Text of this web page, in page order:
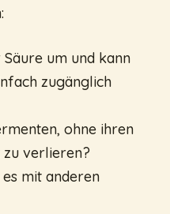
um und kann
zugänglich
ohne ihren
verlieren?
mit anderen